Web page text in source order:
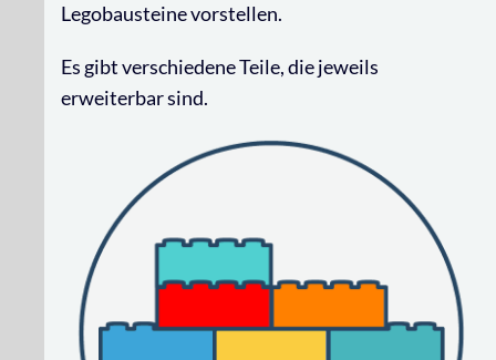
Legobausteine vorstellen.
Es gibt verschiedene Teile, die jeweils
erweiterbar sind.